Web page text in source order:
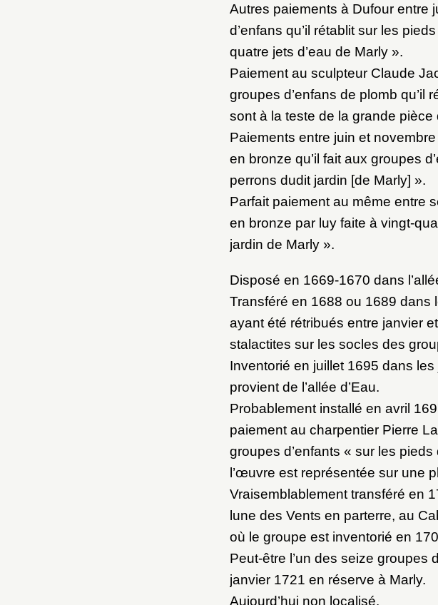
Autres paiements à Dufour entre
d’enfans qu’il rétablit sur les
quatre jets d’eau de Marly ».
Paiement au sculpteur Claude
groupes d’enfans de plomb qu’il
sont à la teste de la grande pièce
Paiements entre juin et
en bronze qu’il fait aux groupes
perrons dudit jardin [de Marly] ».
Parfait paiement au même entre
en bronze par luy faite à vingt-
jardin de Marly ».
Disposé en 1669-1670 dans
Transféré en 1688 ou 1689 dans
ayant été rétribués entre janvier
stalactites sur les socles des
Inventorié en juillet 1695 dans
provient de l’allée d’Eau.
Probablement installé en avril
paiement au charpentier Pierre
groupes d’enfants « sur les
l’œuvre est représentée sur une
Vraisemblablement transféré en
lune des Vents en parterre, au
où le groupe est inventorié en
Peut-être l’un des seize groupes
janvier 1721 en réserve à Marly.
Aujourd’hui non localisé.